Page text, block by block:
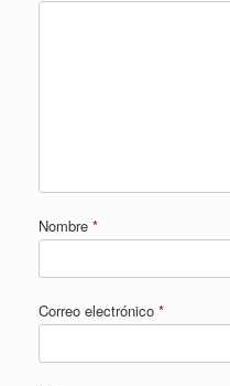
Nombre *
Correo electrónico *